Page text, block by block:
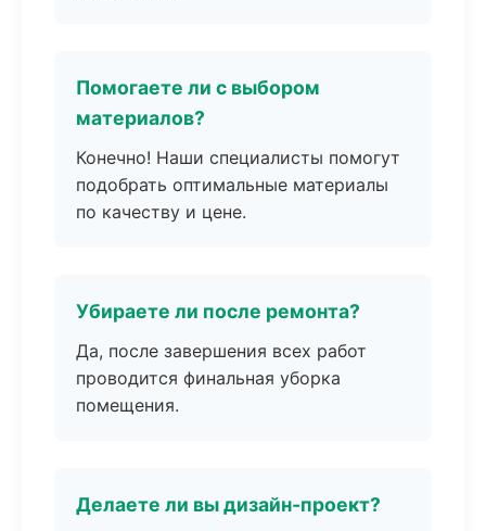
Помогаете ли с выбором
материалов?
Конечно! Наши специалисты помогут
подобрать оптимальные материалы
по качеству и цене.
Убираете ли после ремонта?
Да, после завершения всех работ
проводится финальная уборка
помещения.
Делаете ли вы дизайн-проект?